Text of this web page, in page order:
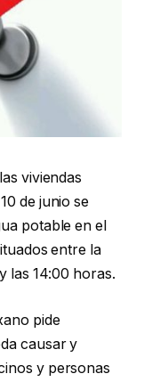
viviendas
de junio se
potable en el
entre la
las 14:00 horas.
pide
causar y
y personas